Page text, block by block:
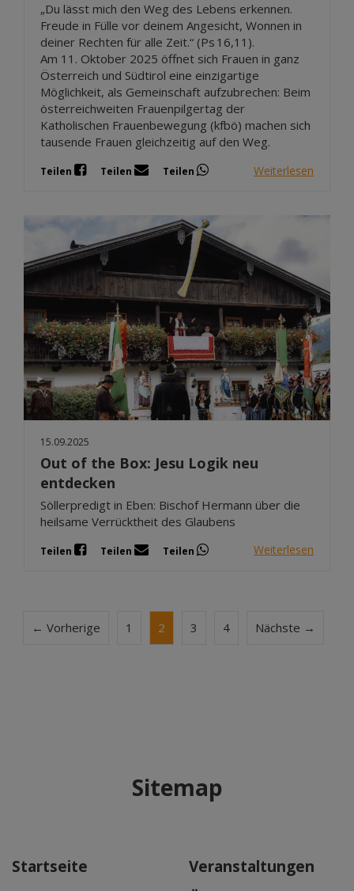
„Du lässt mich den Weg des Lebens erkennen.
Freude in Fülle vor deinem Angesicht, Wonnen in
deiner Rechten für alle Zeit.“ (Ps 16,11).
Am 11. Oktober 2025 öffnet sich Frauen in ganz
Österreich und Südtirol eine einzigartige
Möglichkeit, als Gemeinschaft aufzubrechen: Beim
österreichweiten Frauenpilgertag der
Katholischen Frauenbewegung (kfbö) machen sich
tausende Frauen gleichzeitig auf den Weg.
Teilen Teilen Teilen Weiterlesen
15.09.2025
Out of the Box: Jesu Logik neu
entdecken
Söllerpredigt in Eben: Bischof Hermann über die
heilsame Verrücktheit des Glaubens
Teilen Teilen Teilen Weiterlesen
← Vorherige 1 2 3 4 Nächste →
Sitemap
Startseite
Veranstaltungen